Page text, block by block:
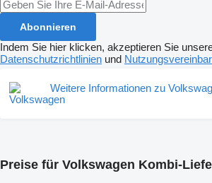
Abonnieren
Indem Sie hier klicken, akzeptieren Sie
Datenschutzrichtlinien und
Weitere Informationen zu
Preise für Volkswagen Kombi-